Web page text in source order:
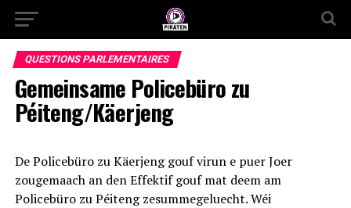
QUESTIONS PARLEMENTAIRES
Gemeinsame Policebüro zu
Péiteng/Käerjeng
De Policebüro zu Käerjeng gouf virun e puer Joer
zougemaach an den Effektif gouf mat deem am
Policebüro zu Péiteng zesummegeluecht. Wéi